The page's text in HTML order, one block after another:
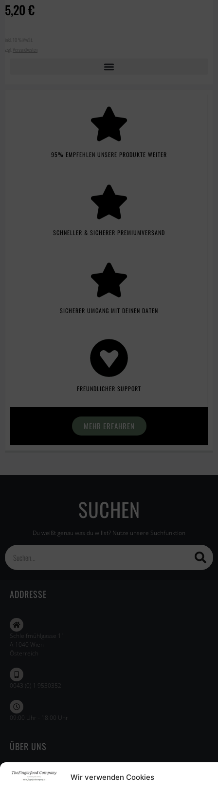
Wir verwenden Cookies
5,20€
inkl. 10 % MwSt.
Versandkosten
95% EMPFEHLEN UNSERE PRODUKTE WEITER
SCHNELLER & SICHERER PREMIUMVERSAND
SICHERER UMGANG MIT DEINEN DATEN
FREUNDLICHER SUPPORT
MEHR ERFAHREN
SUCHEN
Du weißt genau was du willst? Nutze unsere Suchfunktion
ADDRESSE
Schleifmühlgasse 11
A-1040 Wien
Österreich
0043 (0) 1 9530352
09:00 Uhr - 18:00 Uhr
ÜBER UNS
Impressum
Datenschutz